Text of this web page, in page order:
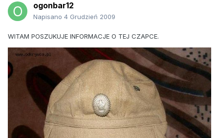
ogonbar12
Napisano 4 Grudzień 2009
WITAM POSZUKUJE INFORMACJE O TEJ CZAPCE.